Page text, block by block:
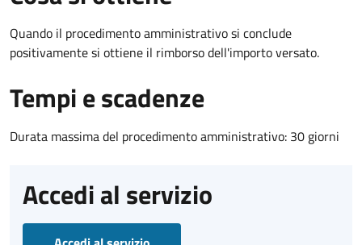
Quando il procedimento amministrativo si conclude
positivamente si ottiene il rimborso dell'importo versato.
Tempi e scadenze
Durata massima del procedimento amministrativo: 30 giorni
Accedi al servizio